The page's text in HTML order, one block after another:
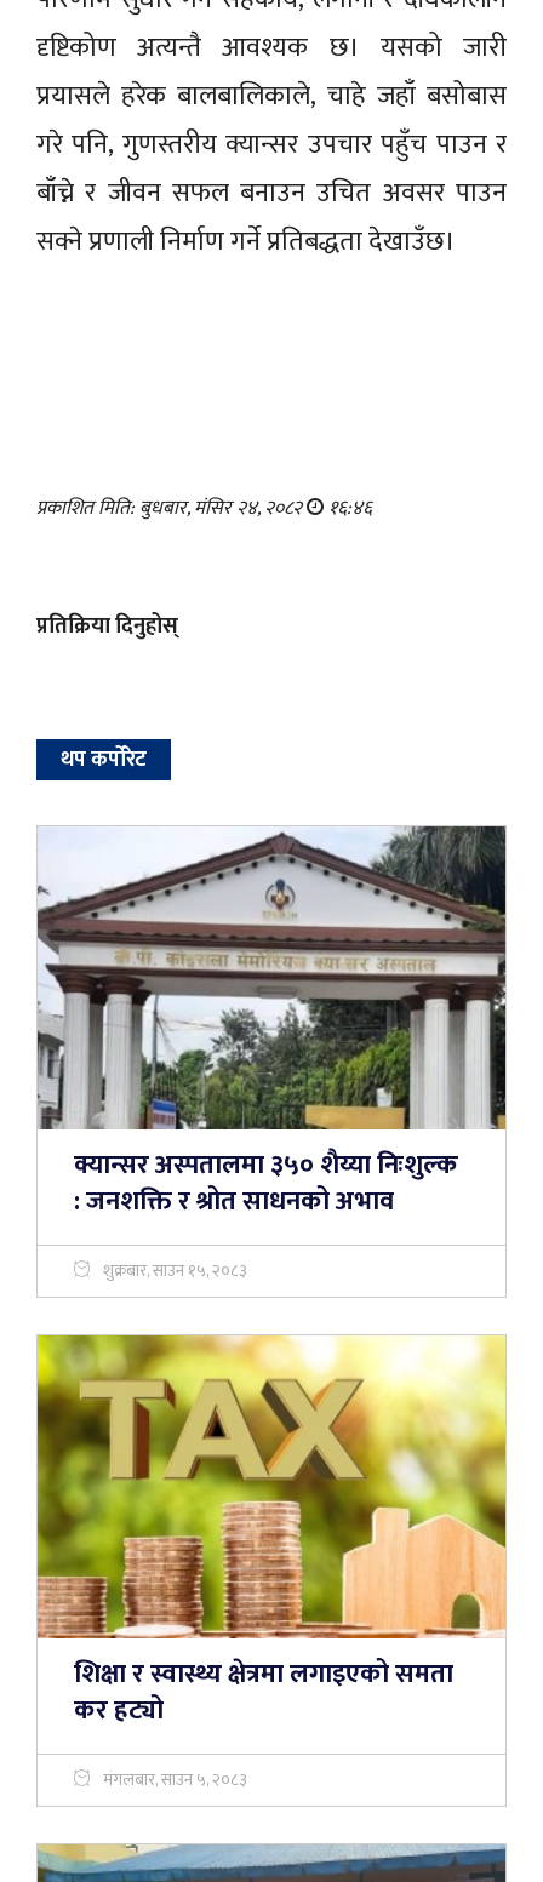
दृष्टिकोण अत्यन्तै आवश्यक छ। यसको जारी
प्रयासले हरेक बालबालिकाले, चाहे जहाँ बसोबास
गरे पनि, गुणस्तरीय क्यान्सर उपचार पहुँच पाउन र
बाँच्ने र जीवन सफल बनाउन उचित अवसर पाउन
सक्ने प्रणाली निर्माण गर्ने प्रतिबद्धता देखाउँछ।
प्रकाशित मिति: बुधबार, मंसिर २४, २०८२ १६:४६
प्रतिक्रिया दिनुहोस्
थप कर्पोरेट
क्यान्सर अस्पतालमा ३५० शैय्या निःशुल्क
: जनशक्ति र श्रोत साधनको अभाव
शुक्रबार, साउन १५, २०८३
शिक्षा र स्वास्थ्य क्षेत्रमा लगाइएको समता
कर हट्यो
मंगलबार, साउन ५, २०८३